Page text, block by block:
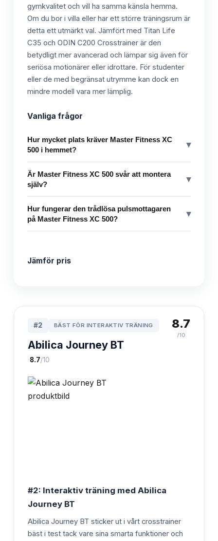
gymkvalitet och vill ha samma känsla hemma.
Om du bor i villa eller har ett större träningsrum är
detta ett utmärkt val. Jämfört med Titan Life
C35 och ODIN C200 Crosstrainer är den
betydligt mer avancerad och lämpar sig även för
seriösa motionärer eller idrottare. För studenter
eller de med begränsat utrymme kan dock en
mindre modell vara mer lämplig.
Vanliga frågor
Hur mycket plats kräver Master Fitness XC
500 i hemmet?
▾
Är Master Fitness XC 500 svår att montera
själv?
▾
Hur fungerar den trådlösa pulsmottagaren
på Master Fitness XC 500?
▾
Jämför pris
#2 BÄST FÖR INTERAKTIV TRÄNING
Abilica Journey BT
·8.7/10
8.7
/10
#2: Interaktiv träning med Abilica
Journey BT
Abilica Journey BT sticker ut i vårt crosstrainer
bäst i test tack vare sina smarta funktioner och